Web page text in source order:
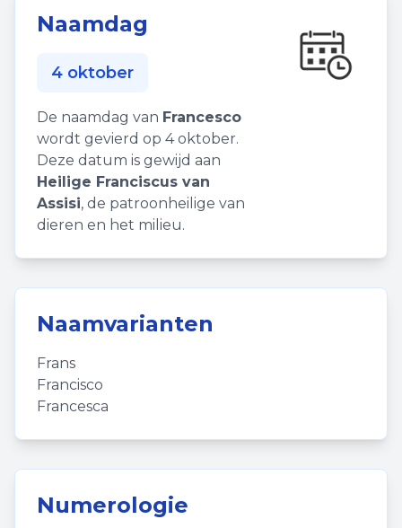
Naamdag
4 oktober
De naamdag van Francesco
wordt gevierd op 4 oktober.
Deze datum is gewijd aan
Heilige Franciscus van
Assisi, de patroonheilige van
dieren en het milieu.
Naamvarianten
Frans
Francisco
Francesca
Numerologie